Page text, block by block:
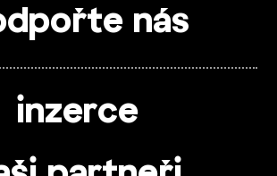
nás
inzerce